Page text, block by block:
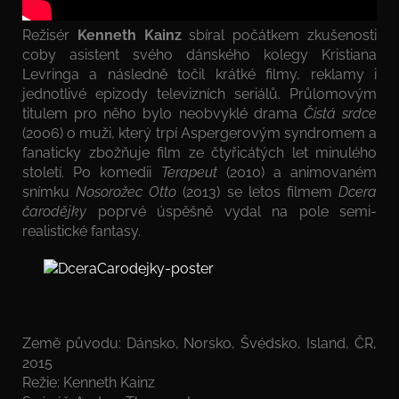
Režisér Kenneth Kainzsbíral počátkem zkušenosti
coby asistent svého dánského kolegy Kristiana
Levringa a následně točil krátké filmy, reklamy i
jednotlivé epizody televizních seriálů. Průlomovým
titulem pro něho bylo neobvyklé drama Čistá srdce
(2006) o muži, který trpí Aspergerovým syndromem a
fanaticky zbožňuje film ze čtyřicátých let minulého
století. Po komedii Terapeut(2010) a animovaném
snímkuNosorožec Otto (2013) se letos filmemDcera
čarodějky poprvé úspěšně vydal na pole semi-
realistické fantasy.
Země původu: Dánsko, Norsko, Švédsko, Island, ČR,
2015
Režie: Kenneth Kainz